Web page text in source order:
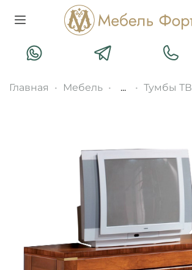
Главная Мебель ... Тумбы ТВ